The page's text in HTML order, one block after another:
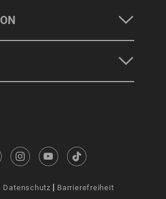
Datenschutz Barrierefreiheit